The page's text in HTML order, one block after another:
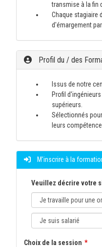
transmise à la fin
Chaque stagiaire
d'émargement
Profil du / des
Issus de notre
Profil
supérieurs.
Sélectionnés
leurs
M'inscrire à la
Veuillez décrire votre
Choix de la session